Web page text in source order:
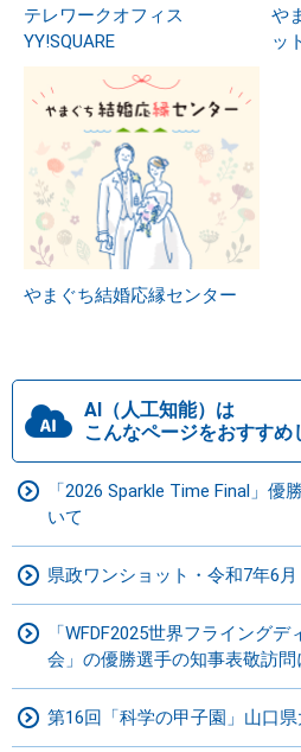
テレワークオフィス
YY!SQUARE
や
ッ
やまぐち結婚応縁センター
AI（人工知能）は
こんなページをおすすめ
「2026 Sparkle Time Final」
いて
県政ワンショット・令和7年6月
「WFDF2025世界フライング
会」の優勝選手の知事表敬訪問
第16回「科学の甲子園」山口